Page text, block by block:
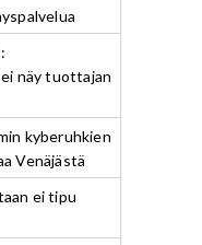
näy tuottajan
kyberuhkien
Venäjästä
ei tipu